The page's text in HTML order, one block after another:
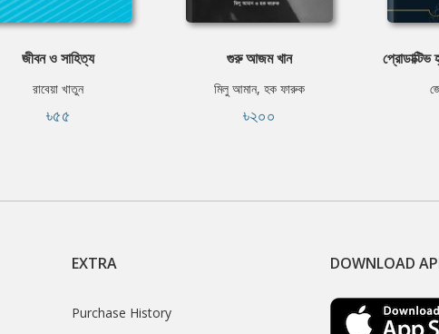
জীবন ও সাহিত্য
রাবেয়া খাতুন
৳৫৫
গুরু আজম খান
মিলু আমান, হক ফারুক
৳২০০
EXTRA
Purchase History
DOWNLOAD